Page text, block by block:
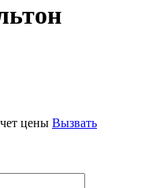
цены Вызвать